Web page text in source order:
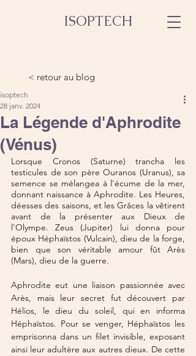
ISOPTECH
< retour au blog
La Légende d'Aphrodite
(Vénus)
isoptech
28 janv. 2024
Lorsque Cronos (Saturne) trancha les
testicules de son père Ouranos (Uranus), sa
semence se mélangea à l'écume de la mer,
donnant naissance à Aphrodite. Les Heures,
déesses des saisons, et les Grâces la vêtirent
avant de la présenter aux Dieux de
l'Olympe. Zeus (Jupiter) lui donna pour
époux Héphaïstos (Vulcain), dieu de la forge,
bien que son véritable amour fût Arès
(Mars), dieu de la guerre.
Aphrodite eut une liaison passionnée avec
Arès, mais leur secret fut découvert par
Hélios, le dieu du soleil, qui en informa
Héphaïstos. Pour se venger, Héphaïstos les
emprisonna dans un filet invisible, exposant
ainsi leur adultère aux autres dieux. De cette